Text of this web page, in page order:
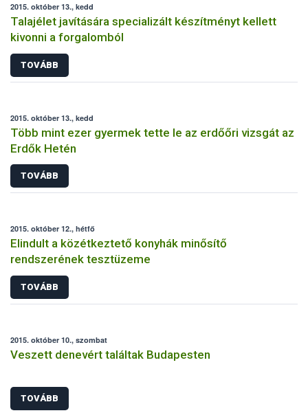
2015. október 13., kedd
Talajélet javítására specializált készítményt kellett
kivonni a forgalomból
TOVÁBB
2015. október 13., kedd
Több mint ezer gyermek tette le az erdőőri vizsgát az
Erdők Hetén
TOVÁBB
2015. október 12., hétfő
Elindult a közétkeztető konyhák minősítő
rendszerének tesztüzeme
TOVÁBB
2015. október 10., szombat
Veszett denevért találtak Budapesten
TOVÁBB